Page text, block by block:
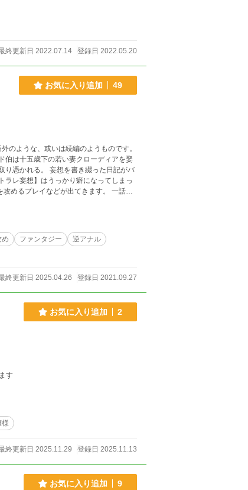
終更新日 2022.07.14 登録日 2022.05.20
お気に入り追加 49
のような、或いは続編のようものです。
り憑かれる。 妄想を書き綴った日記がバ
め ファンタジー
逆アナル
終更新日 2025.04.26 登録日 2021.09.27
お気に入り追加 2
す
様
終更新日 2025.11.29 登録日 2025.11.13
お気に入り追加 9